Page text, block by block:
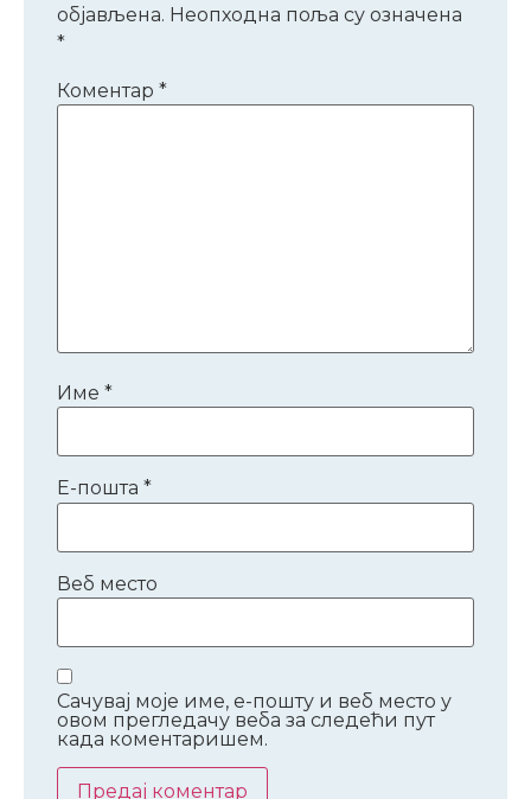
објављена. Неопходна поља су означена
*
Коментар *
Име *
Е-пошта *
Веб место
Сачувај моје име, е-пошту и веб место у
овом прегледачу веба за следећи пут
када коментаришем.